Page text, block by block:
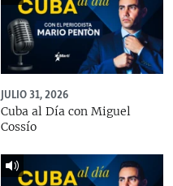
JULIO 31, 2026
Cuba al Día con Miguel
Cossío